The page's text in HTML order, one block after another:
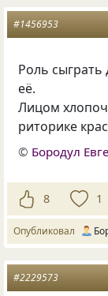
#1456953
Роль
её.
Лицом
риторике
© Бородул
8 1
Опубликовал
#2229573